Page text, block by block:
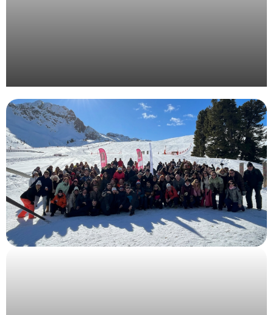
Organisation d’une convention d’entreprise en
Provence